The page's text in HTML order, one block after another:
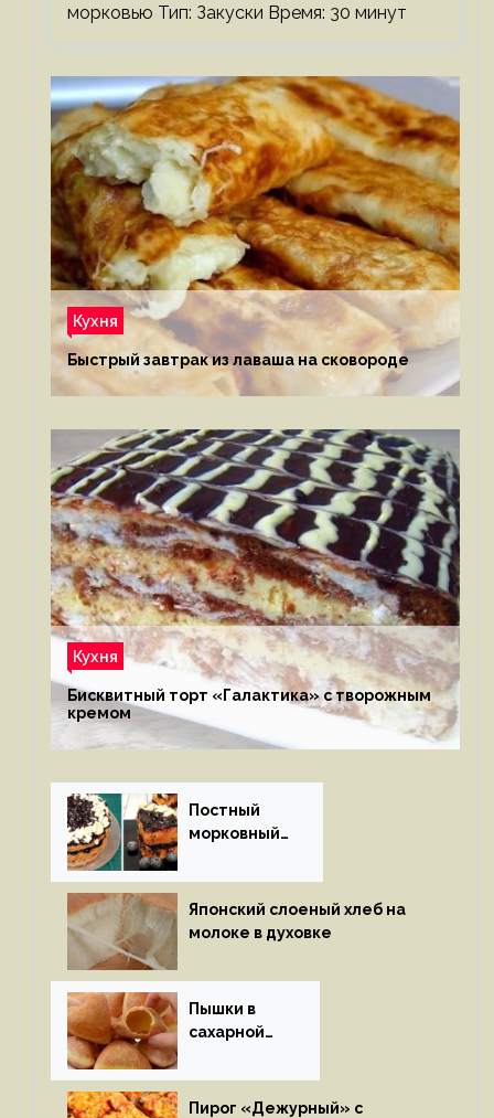
морковью Тип: Закуски Время: 30 минут
Кухня
Быстрый завтрак из лаваша на сковороде
Кухня
Бисквитный торт «Галактика» с творожным
кремом
Постный
морковный
Японский слоеный хлеб на
молоке в духовке
Пышки в
сахарной
Пирог «Дежурный» с